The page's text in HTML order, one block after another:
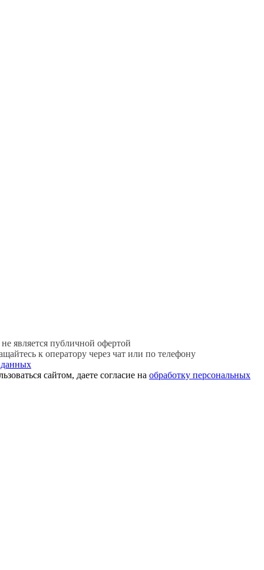
является публичной офертой
к оператору через чат или по телефону
данных
сайтом, даете согласие на обработку персональных